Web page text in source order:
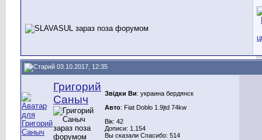
03.10.2017, 12:35
Григорий
Саныч
Звідки Ви: украина бердянск
Авто: Fiat Doblo 1.9jtd 74kw
Вік: 42
Дописи: 1.154
Вы сказали Спасибо: 514